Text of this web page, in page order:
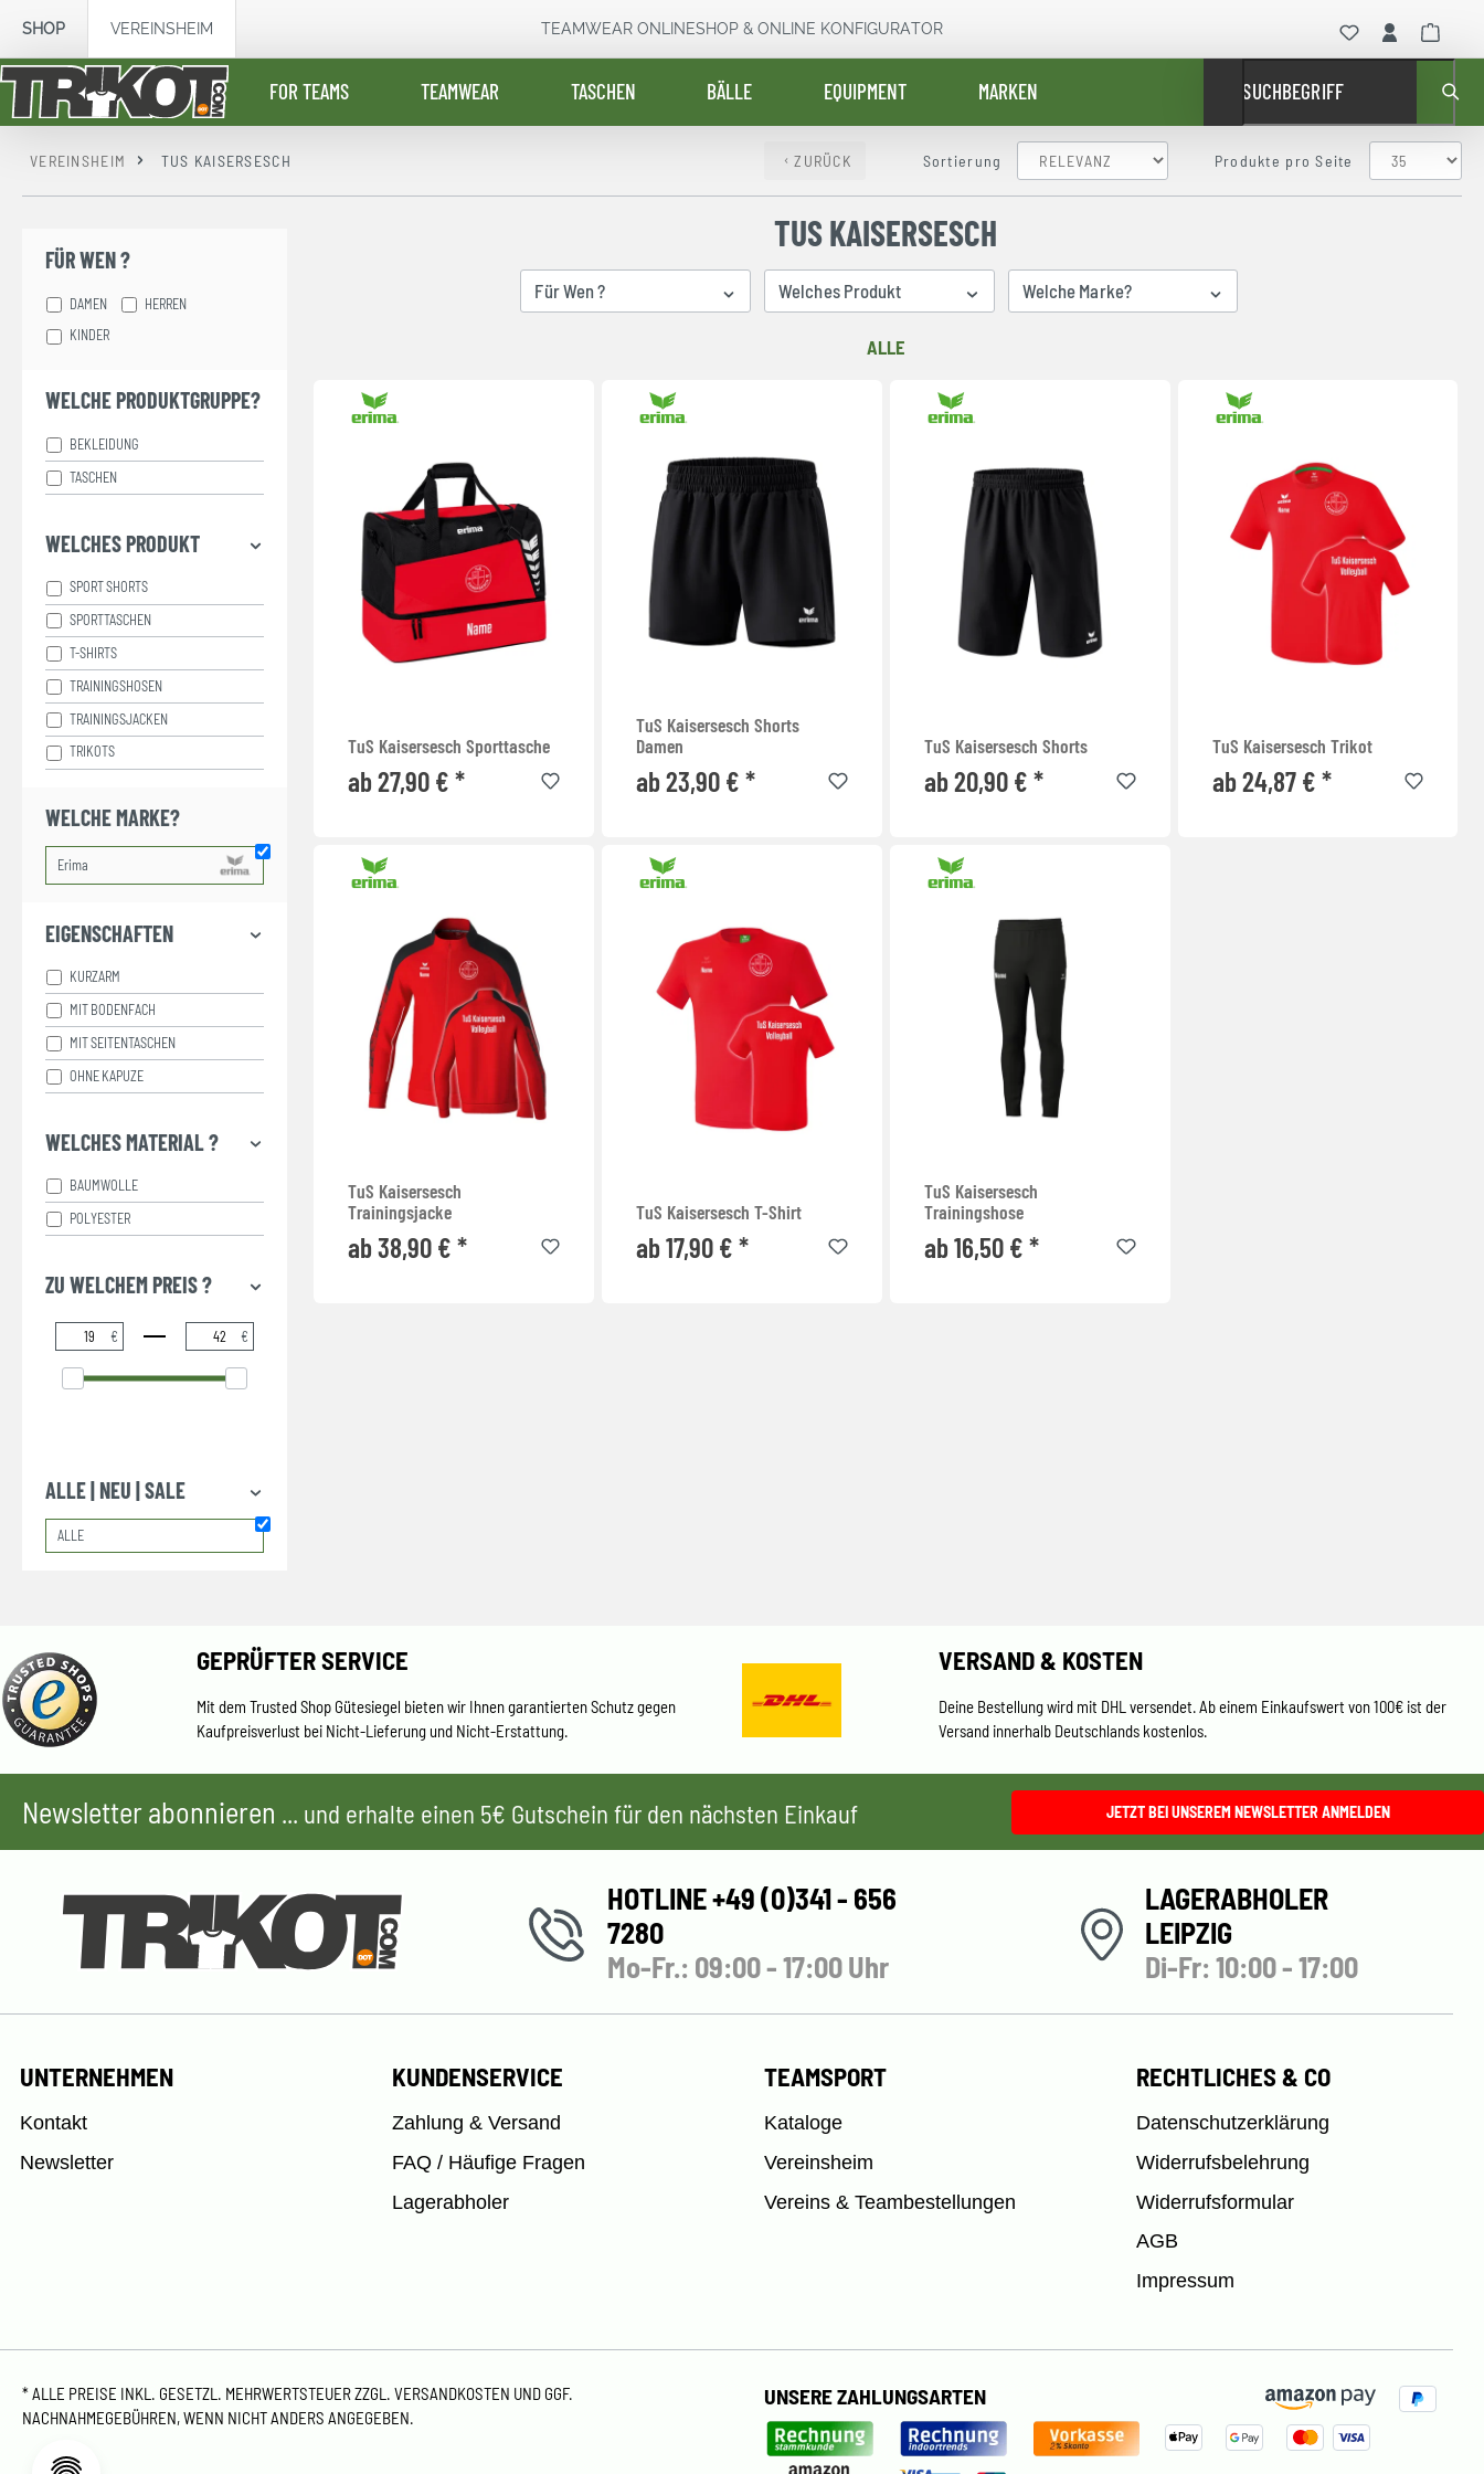
Zur Hauptnavigation springen
SHOP VEREINSHEIM TEAMWEAR ONLINESHOP & ONLINE KONFIGURATOR
FOR TEAMS TEAMWEAR TASCHEN BÄLLE EQUIPMENT MARKEN SUCHBEGRIFF
ZURÜCK
VEREINSHEIM TUS KAISERSESCH Sortierung Produkte pro Seite
FÜR WEN ?
DAMEN HERREN
KINDER
WELCHE PRODUKTGRUPPE?
BEKLEIDUNG
TASCHEN
WELCHES PRODUKT
SPORT SHORTS
SPORTTASCHEN
T-SHIRTS
TRAININGSHOSEN
TRAININGSJACKEN
TRIKOTS
WELCHE MARKE?
EIGENSCHAFTEN
KURZARM
MIT BODENFACH
MIT SEITENTASCHEN
OHNE KAPUZE
WELCHES MATERIAL ?
BAUMWOLLE
POLYESTER
ZU WELCHEM PREIS ?
€ €
ALLE | NEU | SALE
ALLE
TUS KAISERSESCH
Für Wen ? Welches Produkt Welche Marke?
ALLE
TuS Kaisersesch Sporttasche
ab 27,90 € *
TuS Kaisersesch Shorts
Damen
ab 23,90 € *
TuS Kaisersesch Shorts
ab 20,90 € *
TuS Kaisersesch Trikot
ab 24,87 € *
TuS Kaisersesch
Trainingsjacke
ab 38,90 € *
TuS Kaisersesch T-Shirt
ab 17,90 € *
TuS Kaisersesch
Trainingshose
ab 16,50 € *
GEPRÜFTER SERVICE
Mit dem Trusted Shop Gütesiegel bieten wir Ihnen garantierten Schutz gegen
Kaufpreisverlust bei Nicht-Lieferung und Nicht-Erstattung.
VERSAND & KOSTEN
Deine Bestellung wird mit DHL versendet. Ab einem Einkaufswert von 100€ ist der
Versand innerhalb Deutschlands kostenlos.
Newsletter abonnieren ... und erhalte einen 5€ Gutschein für den nächsten Einkauf JETZT BEI UNSEREM NEWSLETTER ANMELDEN
HOTLINE +49 (0)341 - 656
7280
Mo-Fr.: 09:00 - 17:00 Uhr
LAGERABHOLER
LEIPZIG
Di-Fr: 10:00 - 17:00
UNTERNEHMEN
Kontakt
Newsletter
KUNDENSERVICE
Zahlung & Versand
FAQ / Häufige Fragen
Lagerabholer
TEAMSPORT
Kataloge
Vereinsheim
Vereins & Teambestellungen
RECHTLICHES & CO
Datenschutzerklärung
Widerrufsbelehrung
Widerrufsformular
AGB
Impressum
* ALLE PREISE INKL. GESETZL. MEHRWERTSTEUER ZZGL. VERSANDKOSTEN UND GGF.
NACHNAHMEGEBÜHREN, WENN NICHT ANDERS ANGEGEBEN.
UNSERE ZAHLUNGSARTEN